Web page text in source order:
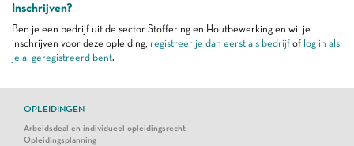
Inschrijven?
Ben je een bedrijf uit de sector Stoffering en Houtbewerking en wil je
inschrijven voor deze opleiding, registreer je dan eerst als bedrijf of log in als
je al geregistreerd bent.
OPLEIDINGEN
Arbeidsdeal en individueel opleidingsrecht
Opleidingsplanning